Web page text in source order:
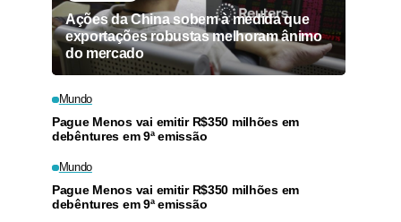
Ações da China sobem à medida que
exportações robustas melhoram ânimo
do mercado
Mundo
Pague Menos vai emitir R$350 milhões em
debêntures em 9ª emissão
Mundo
Pague Menos vai emitir R$350 milhões em
debêntures em 9ª emissão